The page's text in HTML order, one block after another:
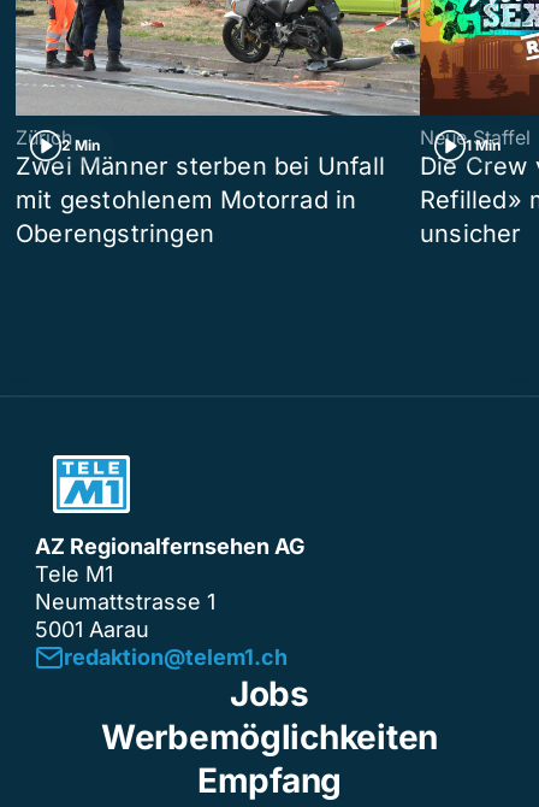
2 Min
Zürich
Zwei Männer sterben bei Unfall
mit gestohlenem Motorrad in
Oberengstringen
1 Min
Neue Staffel
Die Crew
Refilled»
unsicher
AZ Regionalfernsehen AG
Tele M1
Neumattstrasse 1
5001 Aarau
redaktion@telem1.ch
Jobs
Werbemöglichkeiten
Empfang